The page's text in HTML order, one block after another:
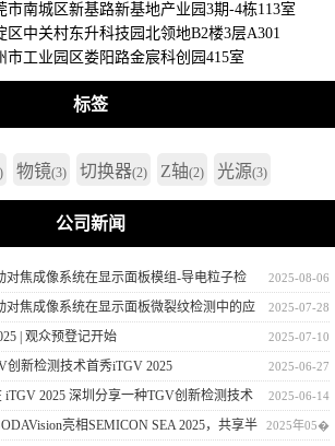
市南城区新基路新基地产业园3期-4栋113室
中关村东升科技园北领地B2楼3层A301
市工业园区娄阳路金宸科创园415室
标签
物镜(3) 切换器(2) Z轴(2) 光源(3)
公司新闻
2025-08-06
对焦成像系统在显示面板模组-导电粒子检
2025-07-28
对焦成像系统在显示面板微裂纹检测中的应
2025-07-10
| 观众预登记开始
2025-06-27
创新检测技术首秀iTGV 2025
2025-06-14
iTGV 2025 深圳分享一种TGV创新检测技术
2025年05�
亮相SEMICON SEA 2025，共享半